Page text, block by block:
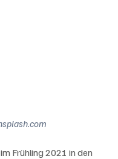
Frühling 2021 in den